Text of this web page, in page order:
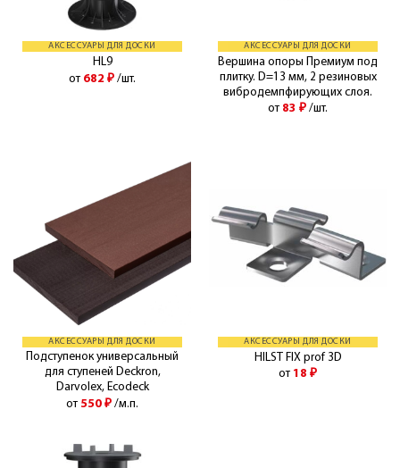
АКСЕССУАРЫ ДЛЯ ДОСКИ
HL9
от 682 ₽ /шт.
АКСЕССУАРЫ ДЛЯ ДОСКИ
Вершина опоры Премиум под
плитку. D=13 мм, 2 резиновых
вибродемпфирующих слоя.
от 83 ₽ /шт.
АКСЕССУАРЫ ДЛЯ ДОСКИ
Подступенок универсальный
для ступеней Deckron,
Darvolex, Ecodeck
от 550 ₽ /м.п.
АКСЕССУАРЫ ДЛЯ ДОСКИ
HILST FIX prof 3D
от 18 ₽